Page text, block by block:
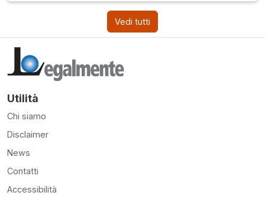
Vedi tutti
Utilità
Chi siamo
Disclaimer
News
Contatti
Accessibilità